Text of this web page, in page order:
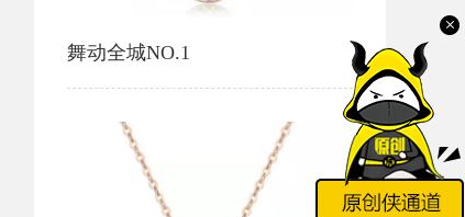
舞动全城NO.1